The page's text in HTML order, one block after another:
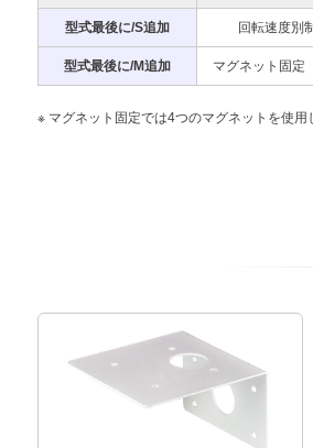
型式最後に/S追加 回転速度別
型式最後に/M追加 マグネット固定
マグネット固定では4つのマグネットを使